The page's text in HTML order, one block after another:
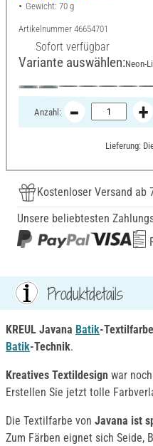
Gewicht: 70 g
Artikelnummer 46654701
Sofort verfügbar
Variante auswählen:Neon-
Anzahl:
Lieferung:
Kostenloser Versand ab
Unsere beliebtesten
Produktdetails
KREUL Javana Batik-Textilfarbe
Batik-Technik.
Kreatives Textildesign war
Erstellen Sie jetzt tolle
Die Textilfarbe von Javana ist
Zum Färben eignet sich Seide,